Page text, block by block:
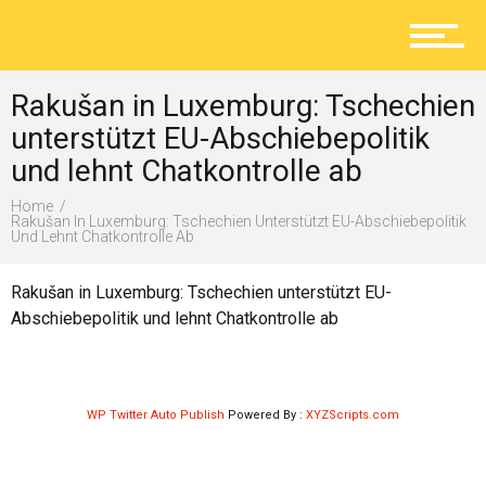
Lokal
Ratgeber
Service
Rakušan in Luxemburg: Tschechien
unterstützt EU-Abschiebepolitik
und lehnt Chatkontrolle ab
Home
Rakušan In Luxemburg: Tschechien Unterstützt EU-Abschiebepolitik
Und Lehnt Chatkontrolle Ab
Rakušan in Luxemburg: Tschechien unterstützt EU-
Abschiebepolitik und lehnt Chatkontrolle ab
WP Twitter Auto Publish Powered By : XYZScripts.com